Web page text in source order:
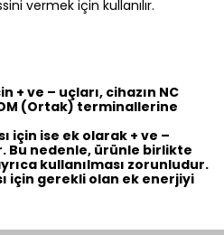
vermek için kullanılır.
+ ve – uçları, cihazın NC
(Ortak) terminallerine
için ise ek olarak + ve –
Bu nedenle, ürünle birlikte
kullanılması zorunludur.
için gerekli olan ek enerjiyi